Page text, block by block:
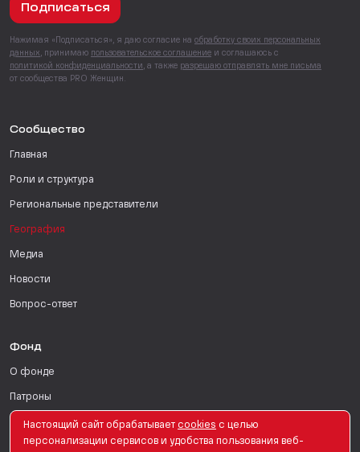
Подписаться
Нажимая «Подписаться», я даю согласие на обработку своих персональных
данных , принимаю пользовательское соглашение и соглашаюсь с
политикой конфиденциальности , а также разрешаю отправлять мне письма
от сообщества PRO Женщин.
Сообщество
Главная
Роли и структура
Региональные представители
География
Медиа
Новости
Вопрос-ответ
Фонд
О фонде
Патроны
Поддержать
Для СМИ
Настоящий сайт обрабатывает сookies с целью
персонализации сервисов и удобства пользования веб-